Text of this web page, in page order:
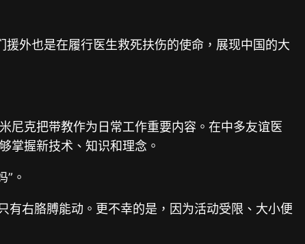
外也是在履行医生救死扶伤的使命，展现中国的大
尼克把带教作为日常工作重要内容。在中多友谊医
掌握新技术、知识和理念。
。
有右胳膊能动。更不幸的是，因为活动受限、大小便